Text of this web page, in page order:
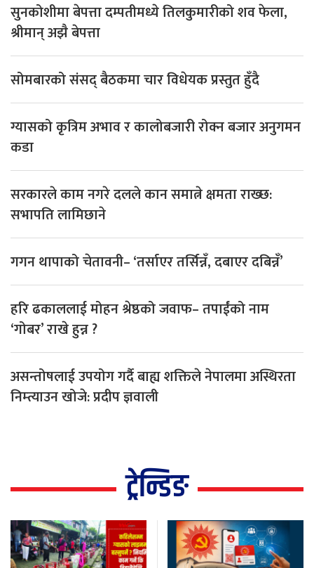
सुनकोशीमा बेपत्ता दम्पतीमध्ये तिलकुमारीको शव फेला,
श्रीमान् अझै बेपत्ता
सोमबारको संसद् बैठकमा चार विधेयक प्रस्तुत हुँदै
ग्यासको कृत्रिम अभाव र कालोबजारी रोक्न बजार अनुगमन
कडा
सरकारले काम नगरे दलले कान समात्ने क्षमता राख्छ:
सभापति लामिछाने
गगन थापाको चेतावनी– ‘तर्साएर तर्सिन्नँ, दबाएर दबिन्नँ’
हरि ढकाललाई मोहन श्रेष्ठको जवाफ– तपाईंको नाम
‘गोबर’ राखे हुन्न ?
असन्तोषलाई उपयोग गर्दै बाह्य शक्तिले नेपालमा अस्थिरता
निम्त्याउन खोजे: प्रदीप ज्ञवाली
ट्रेन्डिङ